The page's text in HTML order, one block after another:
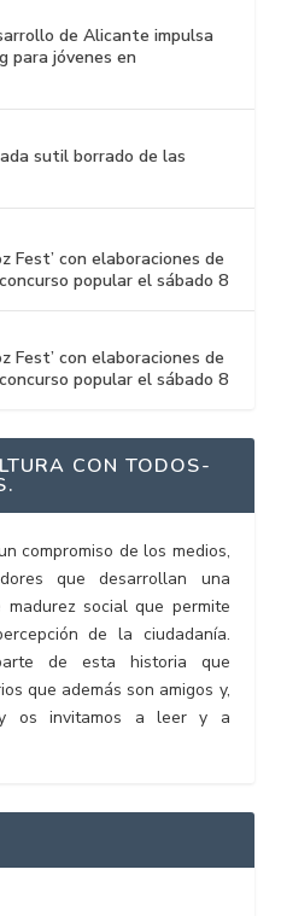
de Alicante impulsa
para jóvenes en
sutil borrado de las
Fest’ con elaboraciones de
popular el sábado 8
Fest’ con elaboraciones de
popular el sábado 8
CON TODOS-
compromiso de los medios,
que desarrollan una
social que permite
de la ciudadanía.
de esta historia que
que además son amigos y,
os invitamos a leer y a